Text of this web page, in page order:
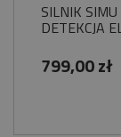
SILNIK
DETEKCJA
799,00 zł